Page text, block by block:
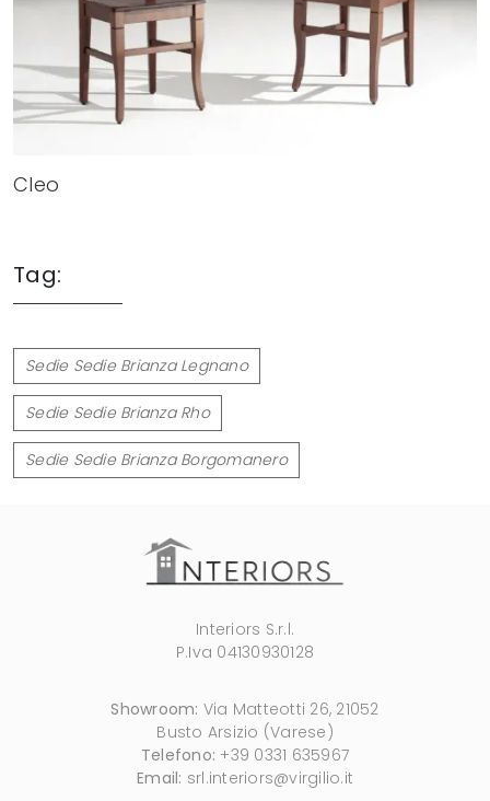
Cleo
Tag:
Sedie Sedie Brianza Legnano
Sedie Sedie Brianza Rho
Sedie Sedie Brianza Borgomanero
Interiors S.r.l.
P.Iva 04130930128
Showroom: Via Matteotti 26, 21052
Busto Arsizio (Varese)
Telefono: +39 0331 635967
Email: srl.interiors@virgilio.it